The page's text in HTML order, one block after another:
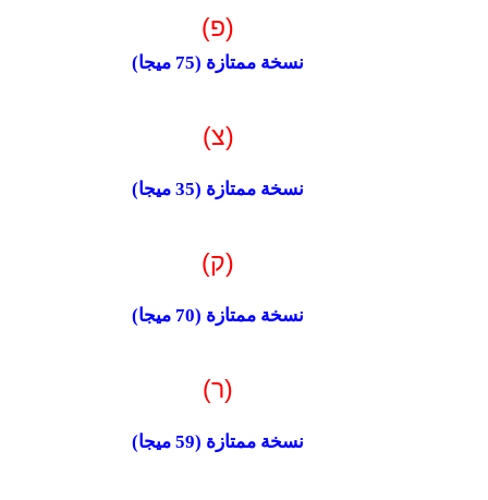
(פ)
نسخة ممتازة (75 ميجا)
(צ)
نسخة ممتازة (35 ميجا)
(ק)
نسخة ممتازة (70 ميجا)
(ר)
نسخة ممتازة (59 ميجا)